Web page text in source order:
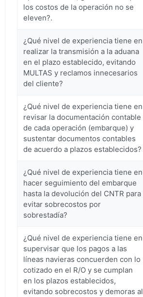
los costos de la operación no se
eleven?.
¿Qué nivel de experiencia tiene en
realizar la transmisión a la aduana
en el plazo establecido, evitando
MULTAS y reclamos innecesarios
del cliente?
¿Qué nivel de experiencia tiene en
revisar la documentación contable
de cada operación (embarque) y
sustentar documentos contables
de acuerdo a plazos establecidos?
¿Qué nivel de experiencia tiene en
hacer seguimiento del embarque
hasta la devolución del CNTR para
evitar sobrecostos por
sobrestadía?
¿Qué nivel de experiencia tiene en
supervisar que los pagos a las
líneas navieras concuerden con lo
cotizado en el R/O y se cumplan
en los plazos establecidos,
evitando sobrecostos y demoras al